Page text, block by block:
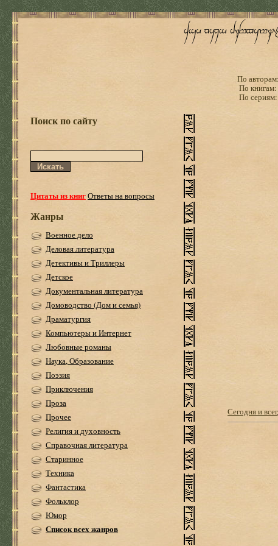
По авторам:
По книгам:
По сериям:
Поиск по сайту
Цитаты из книгОтветы на вопросы
Жанры
Военное дело
Деловая литература
Детективы и Триллеры
Детское
Документальная литература
Домоводство (Дом и семья)
Драматургия
Компьютеры и Интернет
Любовные романы
Наука, Образование
Поэзия
Приключения
Проза
Прочее
Религия и духовность
Справочная литература
Старинное
Техника
Фантастика
Фольклор
Юмор
Список всех жанров
Сегодня и